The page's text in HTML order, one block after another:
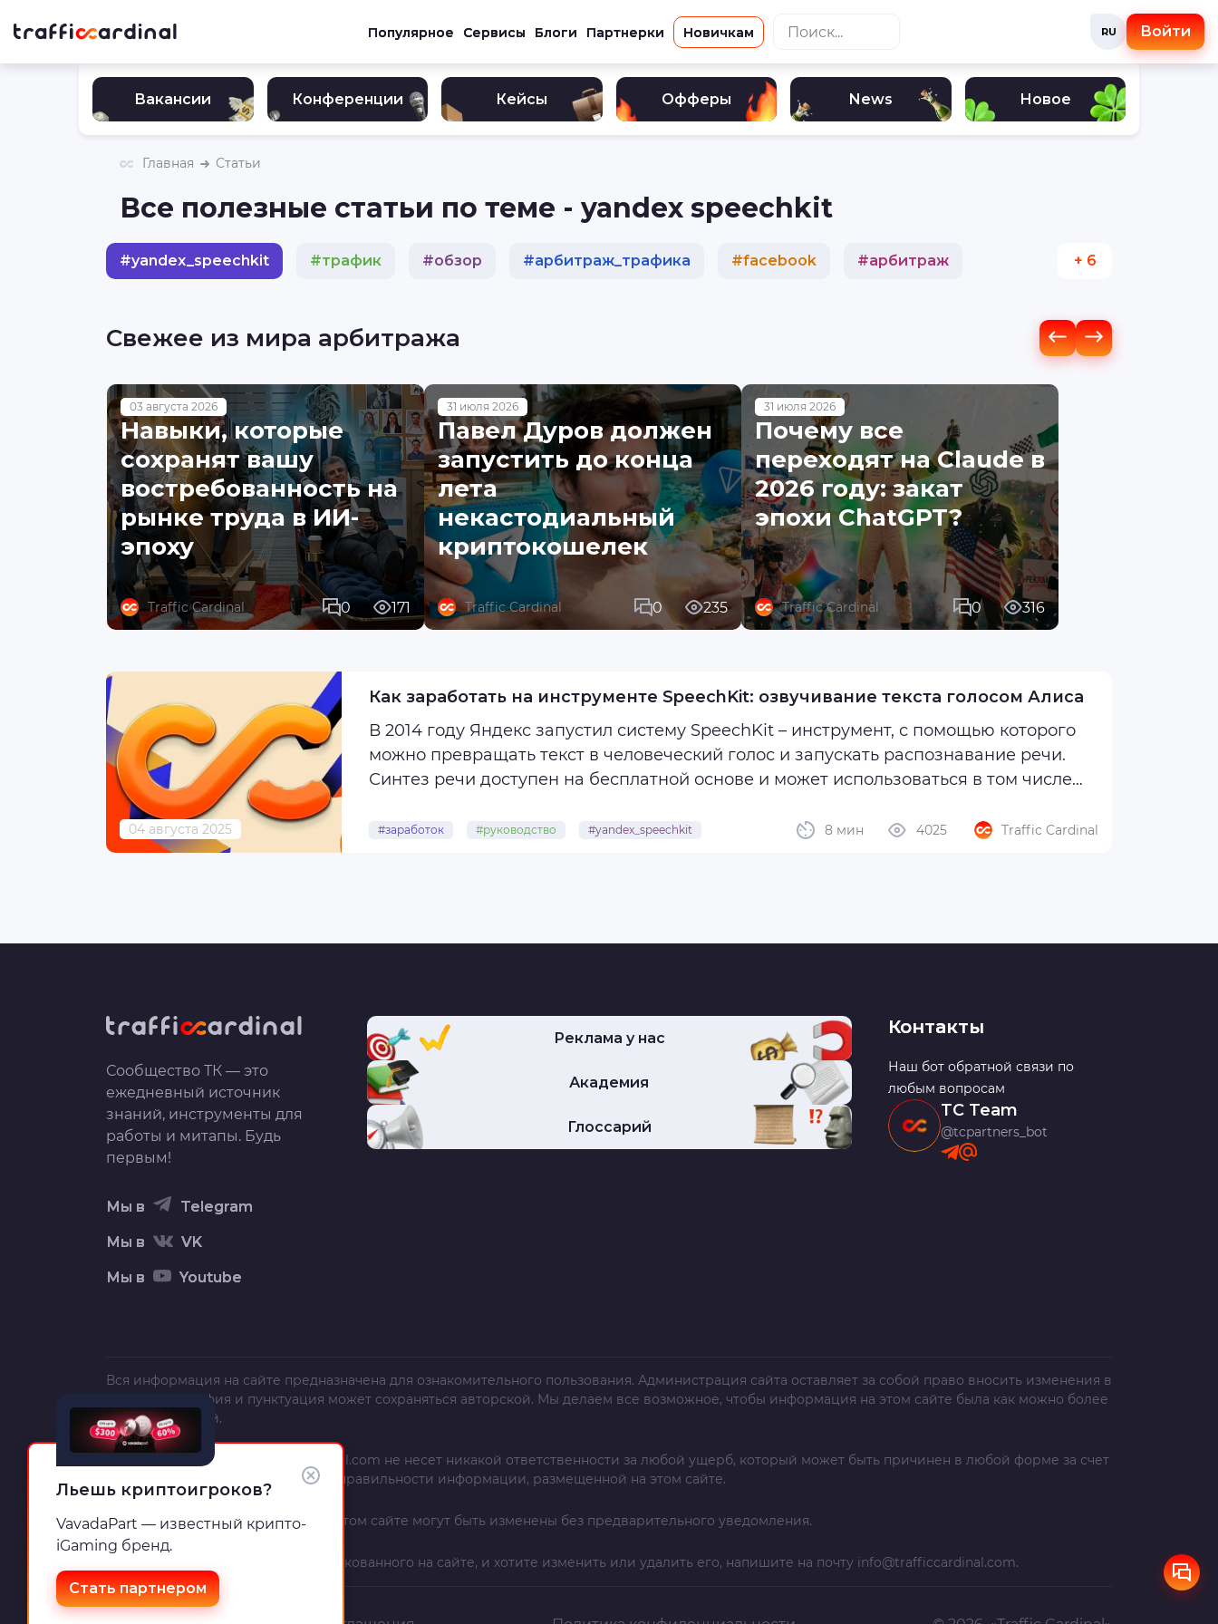
Популярное Сервисы Блоги Партнерки Новичкам RU Войти
Вакансии Конференции Кейсы Офферы News Новое
Главная Статьи
Все полезные статьи по теме - yandex speechkit
#yandex_speechkit #трафик #обзор #арбитраж_трафика #facebook #арбитраж + 6
Свежее из мира арбитража
03 августа 2026
Навыки, которые
сохранят вашу
востребованность на
рынке труда в ИИ-
эпоху
Traffic Cardinal 0 171
31 июля 2026
Павел Дуров должен
запустить до конца
лета
некастодиальный
криптокошелек
Traffic Cardinal 0 235
31 июля 2026
Почему все
переходят на Claude в
2026 году: закат
эпохи ChatGPT?
Traffic Cardinal 0 316
04 августа 2025
Как заработать на инструменте SpeechKit: озвучивание текста голосом Алиса
В 2014 году Яндекс запустил систему SpeechKit – инструмент, с помощью которого
можно превращать текст в человеческий голос и запускать распознавание речи.
Синтез речи доступен на бесплатной основе и может использоваться в том числе
#заработок #руководство #yandex_speechkit 8 мин 4025 Traffic Cardinal
Сообщество ТК — это
ежедневный источник
знаний, инструменты для
работы и митапы. Будь
первым!
Мы в Telegram
Мы в VK
Мы в Youtube
Реклама у нас
Академия
Глоссарий
Контакты
Наш бот обратной связи по
любым вопросам
TC Team
@tcpartners_bot
Вся информация на сайте предназначена для ознакомительного пользования. Администрация сайта оставляет за собой право вносить изменения в
текст, орфография и пунктуация может сохраняться авторской. Мы делаем все возможное, чтобы информация на этом сайте была как можно более
полной и точной.
Администрация сайта trafficcardinal.com не несет никакой ответственности за любой ущерб, который может быть причинен в любой форме за счет
использования, неполноты или неправильности информации, размещенной на этом сайте.
Информация и рекомендации на этом сайте могут быть изменены без предварительного уведомления.
Если вы – автор материала, опубликованного на сайте, и хотите изменить или удалить его, напишите на почту info@trafficcardinal.com.
Льешь криптоигроков?
VavadaPart — известный крипто-
iGaming бренд.
Стать партнером